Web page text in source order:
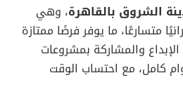
الشروق بالقاهرة، وهي
متسارعًا، ما يوفر فرصًا ممتازة
والمشاركة بمشروعات
كامل، مع احتساب الوقت